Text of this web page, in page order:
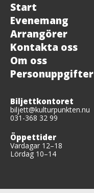
Start
Evenemang
Arrangörer
Kontakta oss
Om oss
Personuppgifter
Biljettkontoret
biljett@kulturpunkten.nu
031-368 32 99
Öppettider
Vardagar 12–18
Lördag 10–14